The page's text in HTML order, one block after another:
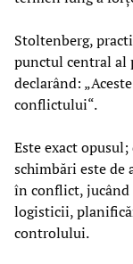
Stoltenberg,
punctul central al
declarând:
conflictului“.
Este exact
schimbări este de
în conflict,
logisticii,
controlului.